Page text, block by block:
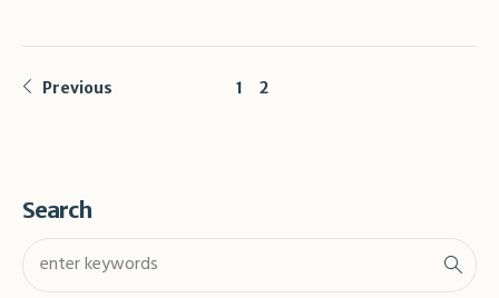
Previous 1 2
Search